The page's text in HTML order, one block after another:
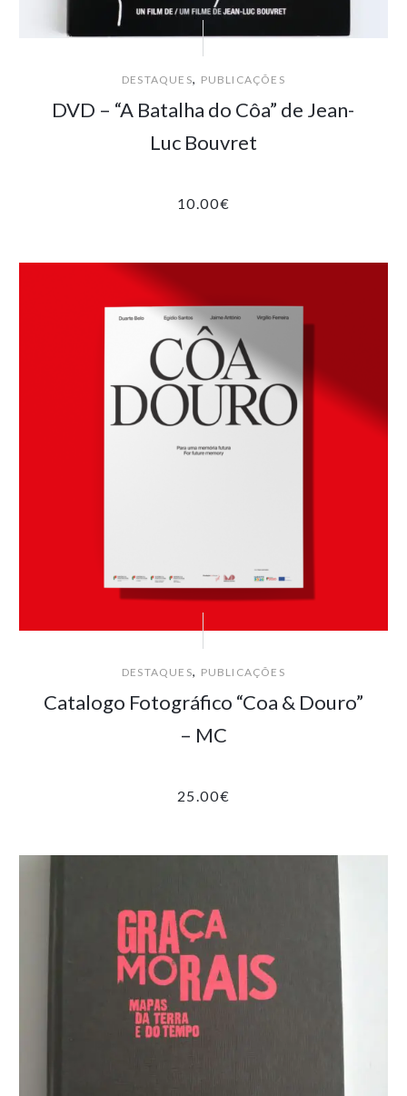
DESTAQUES, PUBLICAÇÕES
DVD – “A Batalha do Côa” de Jean-
Luc Bouvret
10.00€
DESTAQUES, PUBLICAÇÕES
Catalogo Fotográfico “Coa & Douro”
– MC
25.00€